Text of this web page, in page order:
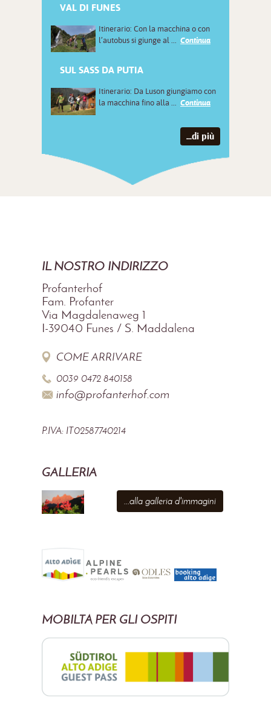
VAL DI FUNES
Itinerario: Con la macchina o con
l’autobus si giunge al ... Continua
SUL SASS DA PUTIA
Itinerario: Da Luson giungiamo con
la macchina fino alla ... Continua
...di più
IL NOSTRO INDIRIZZO
Profanterhof
Fam. Profanter
Via Magdalenaweg 1
I-39040 Funes / S. Maddalena
COME ARRIVARE
0039 0472 840158
info@profanterhof.com
P.IVA: IT02587740214
GALLERIA
...alla galleria d'immagini
MOBILTÀ PER GLI OSPITI